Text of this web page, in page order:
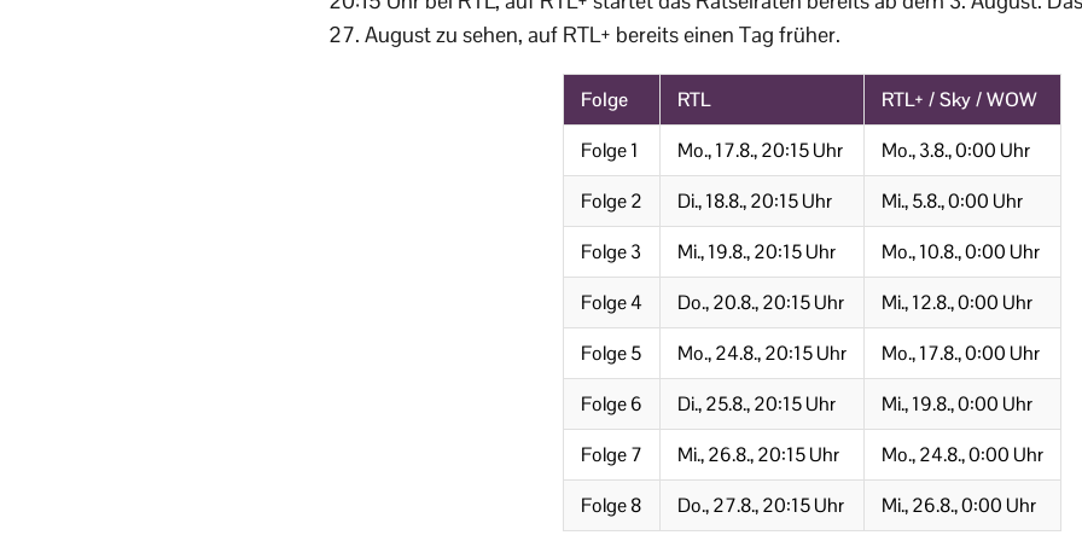
27. August zu sehen, auf RTL+ bereits einen Tag früher.
Folge RTL
RTL+ / Sky / WOW
Folge 1
Mo., 17.8., 20:15 Uhr
Mo., 3.8., 0:00 Uhr
Folge 2
Di., 18.8., 20:15 Uhr
Mi., 5.8., 0:00 Uhr
Folge 3
Mi., 19.8., 20:15 Uhr
Mo., 10.8., 0:00 Uhr
Folge 4
Do., 20.8., 20:15 Uhr
Mi., 12.8., 0:00 Uhr
Folge 5
Mo., 24.8., 20:15 Uhr
Mo., 17.8., 0:00 Uhr
Folge 6
Di., 25.8., 20:15 Uhr
Mi., 19.8., 0:00 Uhr
Folge 7
Mi., 26.8., 20:15 Uhr
Mo., 24.8., 0:00 Uhr
Folge 8
Do., 27.8., 20:15 Uhr Mi., 26.8., 0:00 Uhr